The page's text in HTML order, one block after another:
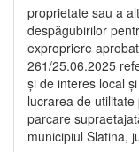
proprietate sau a
despăgubirilor
expropriere
261/25.06.2025
și de interes local
lucrarea de
parcare
municipiul Slatina,